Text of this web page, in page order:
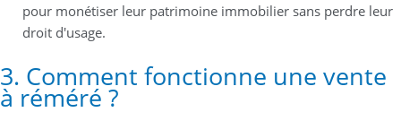
pour monétiser leur patrimoine immobilier sans perdre leur
droit d'usage.
3. Comment fonctionne une vente
à réméré ?